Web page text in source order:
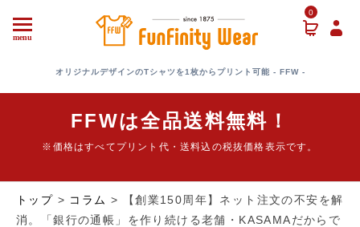
menu
0
オリジナルデザインのTシャツを1枚からプリント可能 - FFW -
FFWは全品送料無料！
※価格はすべてプリント代・送料込の税抜価格表示です。
トップ > コラム >
【創業150周年】ネット注文の不安を解
消。「銀行の通帳」を作り続ける老舗・KASAMAだからで